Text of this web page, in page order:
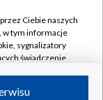
Ciebie naszych
w tym informacje
sygnalizatory
świadczenie